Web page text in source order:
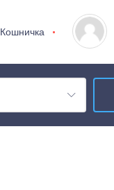
Кошничка